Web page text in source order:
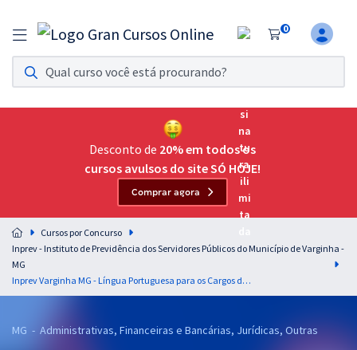
0
Assinatura Ilimitada 11
Acesso a todos os cursos. Teste grátis por 7 dias!
Assinatura OAB Até Passar
Acesso ilimitado a toda preparação para o Exame da
Residências Multiprofissionais
Preparação completa e intensiva para as principais
residências em saúde do Brasil
Concursos
Desconto de 20% em todos os
cursos avulsos do site SÓ HOJE!
Comprar agora
Cursos por Concurso
Inprev - Instituto de Previdência dos Servidores Públicos do Município de Varginha -
MG
Inprev Varginha MG - Língua Portuguesa para os Cargos de Nível Superior com os Professores Letícia Bastos, Márcio Wesley e Wagner Sousa (Pós-Edital)
MG - Administrativas, Financeiras e Bancárias, Jurídicas, Outras